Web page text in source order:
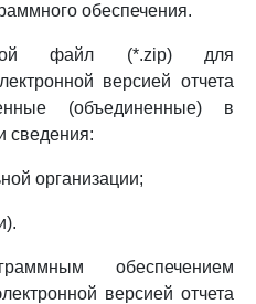
обеспечения.
файл (*.zip) для
версией отчета
(объединенные) в
сведения:
организации;
обеспечением
версией отчета